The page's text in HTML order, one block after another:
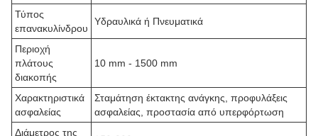
Τύπος
επανακυλίνδρου
Υδραυλικά ή Πνευματικά
Περιοχή
πλάτους
διακοπής
10 mm - 1500 mm
Χαρακτηριστικά
ασφαλείας
Σταμάτηση έκτακτης ανάγκης, προφυλάξεις
ασφαλείας, προστασία από υπερφόρτωση
Διάμετρος της